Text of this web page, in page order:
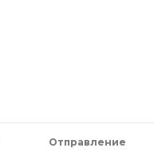
Отправление